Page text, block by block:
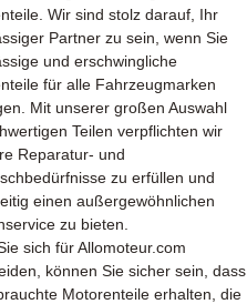
Wir sind stolz darauf, Ihr
Partner zu sein, wenn Sie
und erschwingliche
für alle Fahrzeugmarken
Mit unserer großen Auswahl
Teilen verpflichten wir
Reparatur- und
zu erfüllen und
einen außergewöhnlichen
zu bieten.
sich für Allomoteur.com
können Sie sicher sein, dass
Motorenteile erhalten, die